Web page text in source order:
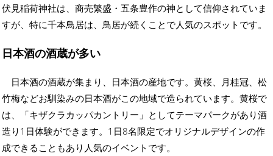
伏見稲荷神社は、商売繁盛・五条豊作の神として信仰されていま
すが、特に千本鳥居は、鳥居が続くことで人気のスポットです。
日本酒の酒蔵が多い
日本酒の酒蔵が集まり、日本酒の産地です。黄桜、月桂冠、松
竹梅などお馴染みの日本酒がこの地域で造られています。黄桜で
は、「キザクラカッパカントリー」としてテーマパークがあり酒
造り1日体験ができます。1日8名限定でオリジナルデザインの作
成できることもあり人気のイベントです。